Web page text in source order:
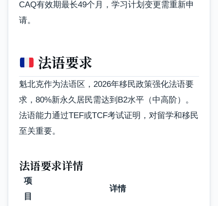
CAQ有效期最长49个月，学习计划变更需重新申
请。
法语要求
魁北克作为法语区，2026年移民政策强化法语要
求，80%新永久居民需达到B2水平（中高阶）。
法语能力通过TEF或TCF考试证明，对留学和移民
至关重要。
法语要求详情
项
目
详情